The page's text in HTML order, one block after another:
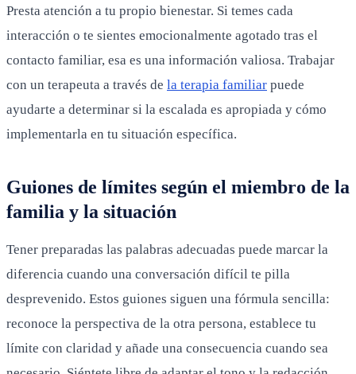
Presta atención a tu propio bienestar. Si temes cada
interacción o te sientes emocionalmente agotado tras el
contacto familiar, esa es una información valiosa. Trabajar
con un terapeuta a través de la terapia familiar puede
ayudarte a determinar si la escalada es apropiada y cómo
implementarla en tu situación específica.
Guiones de límites según el miembro de la
familia y la situación
Tener preparadas las palabras adecuadas puede marcar la
diferencia cuando una conversación difícil te pilla
desprevenido. Estos guiones siguen una fórmula sencilla:
reconoce la perspectiva de la otra persona, establece tu
límite con claridad y añade una consecuencia cuando sea